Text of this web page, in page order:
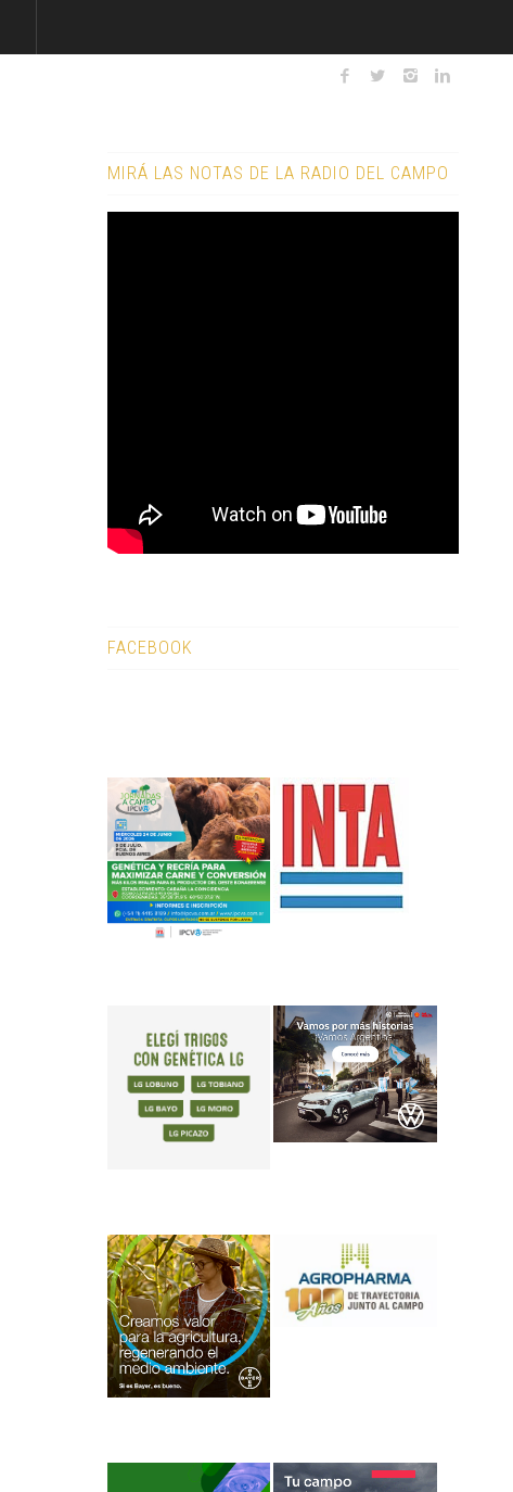
MIRÁ LAS NOTAS DE LA RADIO DEL CAMPO
FACEBOOK